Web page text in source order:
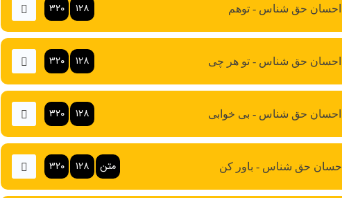
احسان حق شناس - توهم ۱۲۸ ۳۲۰
احسان حق شناس - تو هر چی ۱۲۸ ۳۲۰
احسان حق شناس - بی خوابی ۱۲۸ ۳۲۰
احسان حق شناس - باور کن متن ۱۲۸ ۳۲۰